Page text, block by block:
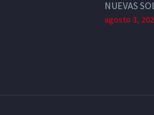
NUEVAS
agosto 3,